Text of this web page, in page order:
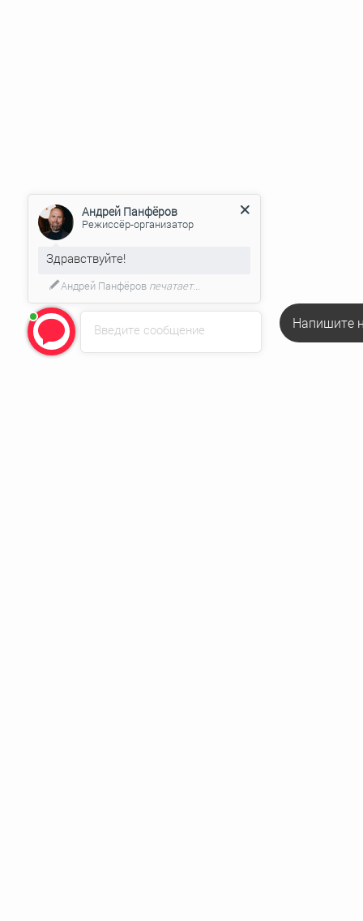
Напишите
Введите сообщение
Андрей Панфёров
Режиссёр-организатор
Здравствуйте!
Андрей Панфёровпечатает...